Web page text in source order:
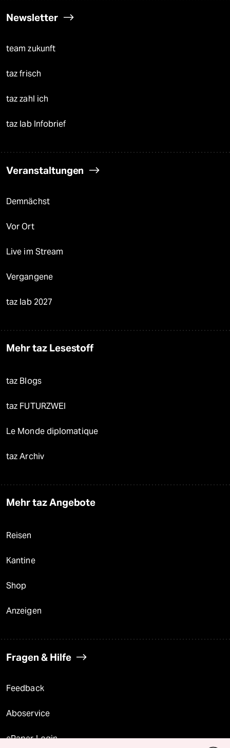
Newsletter
team zukunft
taz frisch
taz zahl ich
taz lab Infobrief
Veranstaltungen
Demnächst
Vor Ort
Live im Stream
Vergangene
taz lab 2027
Mehr taz Lesestoff
taz Blogs
taz FUTURZWEI
Le Monde diplomatique
taz Archiv
Mehr taz Angebote
Reisen
Kantine
Shop
Anzeigen
Fragen & Hilfe
Feedback
Aboservice
ePaper Login